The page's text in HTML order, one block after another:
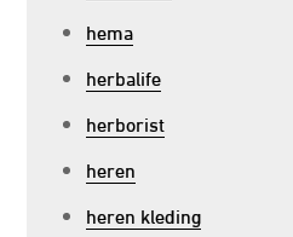
hema
herbalife
herborist
heren
heren kleding